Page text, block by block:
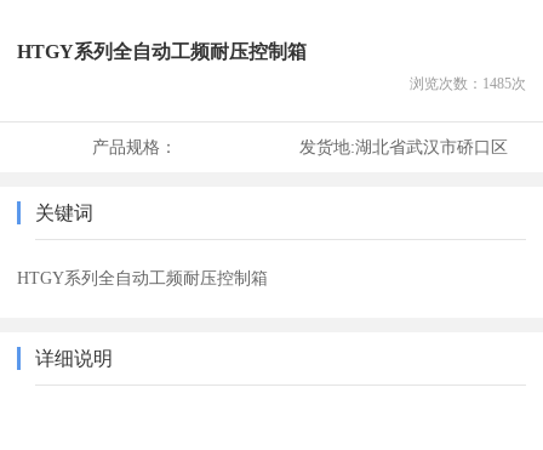
HTGY系列全自动工频耐压控制箱
浏览次数： 1485次
产品规格： 发货地:湖北省武汉市硚口区
关键词
HTGY系列全自动工频耐压控制箱
详细说明